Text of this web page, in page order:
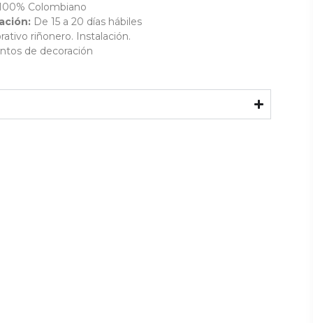
Colombiano
De 15 a 20 días hábiles
riñonero. Instalación.
de decoración